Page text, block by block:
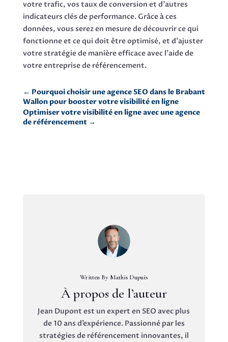
votre trafic, vos taux de conversion et d’autres
indicateurs clés de performance. Grâce à ces
données, vous serez en mesure de découvrir ce qui
fonctionne et ce qui doit être optimisé, et d’ajuster
votre stratégie de manière efficace avec l’aide de
votre entreprise de référencement.
← Pourquoi choisir une agence SEO dans le Brabant
Wallon pour booster votre visibilité en ligne
Optimiser votre visibilité en ligne avec une agence
de référencement→
Written By Mathis Dupuis
À propos de l’auteur
Jean Dupont est un expert en SEO avec plus
de 10 ans d’expérience. Passionné par les
stratégies de référencement innovantes, il